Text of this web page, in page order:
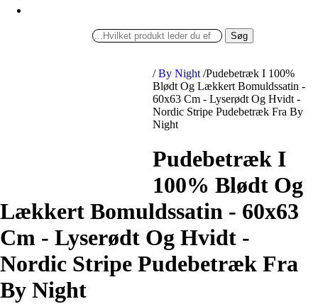
Søg
/ By Night /Pudebetræk I 100%
Blødt Og Lækkert Bomuldssatin -
60x63 Cm - Lyserødt Og Hvidt -
Nordic Stripe Pudebetræk Fra By
Night
Pudebetræk I
100% Blødt Og
Lækkert Bomuldssatin - 60x63
Cm - Lyserødt Og Hvidt -
Nordic Stripe Pudebetræk Fra
By Night